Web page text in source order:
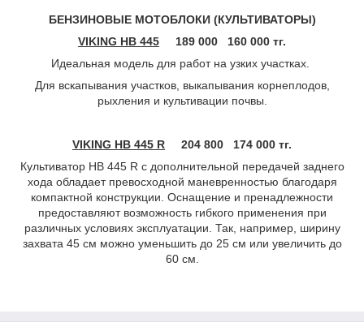
БЕНЗИНОВЫЕ МОТОБЛОКИ (КУЛЬТИВАТОРЫ)
VIKING HB 445 189 000 160 000 тг.
Идеальная модель для работ на узких участках.
Для вскапывания участков, выкапывания корнеплодов,
рыхления и культивации почвы.
VIKING HB 445 R
204 800 174 000 тг.
Культиватор HB 445 R с дополнительной передачей заднего
хода обладает превосходной маневренностью благодаря
компактной конструкции. Оснащение и пренадлежности
предоставляют возможность гибкого применения при
различных условиях эксплуатации. Так, например, ширину
захвата 45 см можно уменьшить до 25 см или увеличить до
60 см.